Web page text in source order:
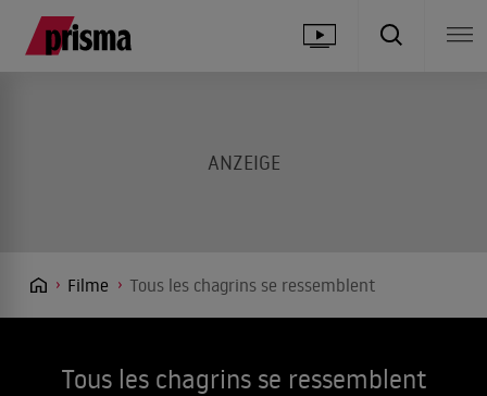
Filme Tous les chagrins se ressemblent
Tous les chagrins se ressemblent